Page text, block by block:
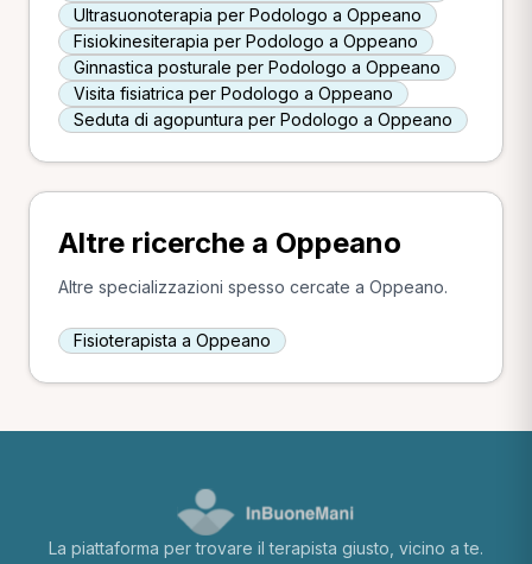
Ultrasuonoterapia per Podologo a Oppeano
Fisiokinesiterapia per Podologo a Oppeano
Ginnastica posturale per Podologo a Oppeano
Visita fisiatrica per Podologo a Oppeano
Seduta di agopuntura per Podologo a Oppeano
Altre ricerche a Oppeano
Altre specializzazioni spesso cercate a Oppeano.
Fisioterapista a Oppeano
La piattaforma per trovare il terapista giusto, vicino a te.